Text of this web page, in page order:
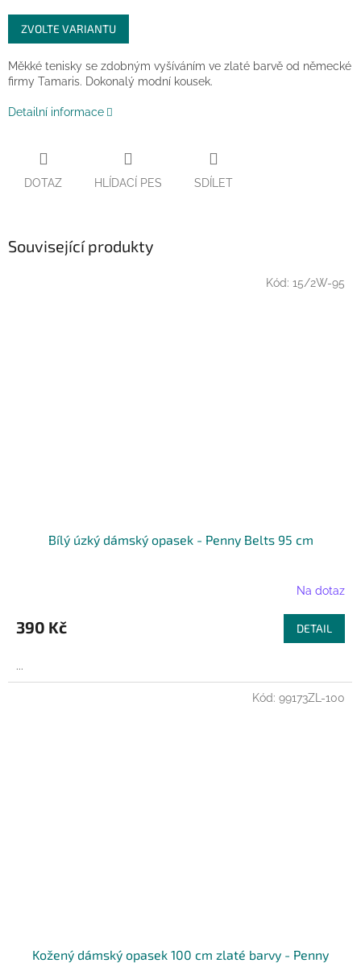
Měrná
cena:
ZVOLTE VARIANTU
Měkké tenisky se zdobným vyšíváním ve zlaté barvě od německé
firmy Tamaris. Dokonalý modní kousek.
Detailní informace
DOTAZ HLÍDACÍ PES SDÍLET
Související produkty
Bílý úzký dámský opasek - Penny Belts 95 cm
Na dotaz
390 Kč DETAIL
...
Kód: 15/2W-95
Kožený dámský opasek 100 cm zlaté barvy - Penny
Kód: 99173ZL-100